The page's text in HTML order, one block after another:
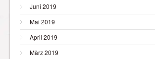
Juni 2019
Mai 2019
April 2019
März 2019